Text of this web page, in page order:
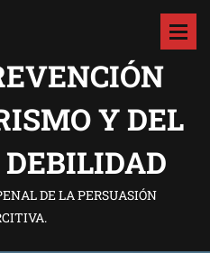
Y DEL
DE LA PERSUASIÓN